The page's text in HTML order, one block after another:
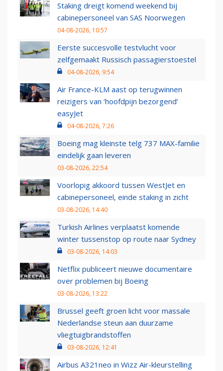
Staking dreigt komend weekend bij
cabinepersoneel van SAS Noorwegen
04-08-2026, 10:57
Eerste succesvolle testvlucht voor
zelfgemaakt Russisch passagierstoestel
04-08-2026, 9:54
Air France-KLM aast op terugwinnen
reizigers van ‘hoofdpijn bezorgend’
easyJet
04-08-2026, 7:26
Boeing mag kleinste telg 737 MAX-familie
eindelijk gaan leveren
03-08-2026, 22:54
Voorlopig akkoord tussen WestJet en
cabinepersoneel, einde staking in zicht
03-08-2026, 14:40
Turkish Airlines verplaatst komende
winter tussenstop op route naar Sydney
03-08-2026, 14:03
Netflix publiceert nieuwe documentaire
over problemen bij Boeing
03-08-2026, 13:22
Brussel geeft groen licht voor massale
Nederlandse steun aan duurzame
vliegtuigbrandstoffen
03-08-2026, 12:41
Airbus A321neo in Wizz Air-kleurstelling